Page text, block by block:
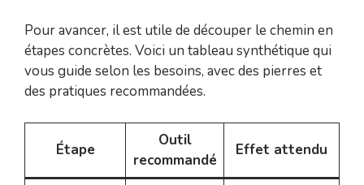
Pour avancer, il est utile de découper le chemin en
étapes concrètes. Voici un tableau synthétique qui
vous guide selon les besoins, avec des pierres et
des pratiques recommandées.
Étape
Outil
recommandé
Effet attendu